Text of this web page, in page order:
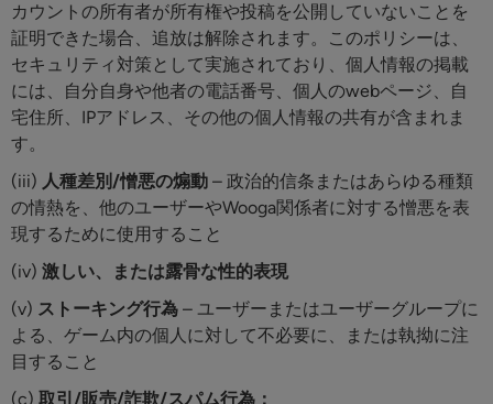
カウントの所有者が所有権や投稿を公開していないことを
証明できた場合、追放は解除されます。このポリシーは、
セキュリティ対策として実施されており、個人情報の掲載
には、自分自身や他者の電話番号、個人のwebページ、自
宅住所、IPアドレス、その他の個人情報の共有が含まれま
す。
(iii) 人種差別/憎悪の煽動 – 政治的信条またはあらゆる種類
の情熱を、他のユーザーやWooga関係者に対する憎悪を表
現するために使用すること
(iv) 激しい、または露骨な性的表現
(v) ストーキング行為 – ユーザーまたはユーザーグループに
よる、ゲーム内の個人に対して不必要に、または執拗に注
目すること
(c) 取引/販売/詐欺/スパム行為：